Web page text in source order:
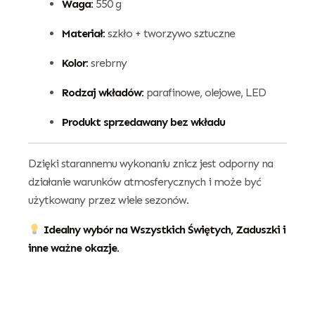
Waga: 550 g
Materiał: szkło + tworzywo sztuczne
Kolor: srebrny
Rodzaj wkładów: parafinowe, olejowe, LED
Produkt sprzedawany bez wkładu
Dzięki starannemu wykonaniu znicz jest odporny na
działanie warunków atmosferycznych i może być
użytkowany przez wiele sezonów.
Idealny wybór na Wszystkich Świętych, Zaduszki i
inne ważne okazje.